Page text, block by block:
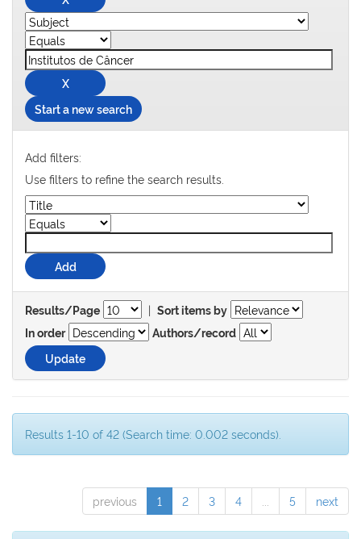
Start a new search
Add filters:
Use filters to refine the search results.
Results/Page | Sort items by
In order
Authors/record
Results 1-10 of 42 (Search time: 0.002 seconds).
previous 1 2 3 4 5 next